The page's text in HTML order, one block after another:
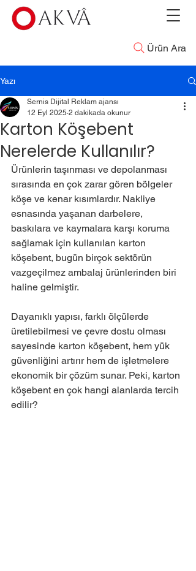
Ürün Ara
Yazı
Karton Köşebent
Nerelerde Kullanılır?
Sernis Dijital Reklam ajansı
12 Eyl 2025 2 dakikada okunur
Ürünlerin taşınması ve depolanması
sırasında en çok zarar gören bölgeler
köşe ve kenar kısımlardır. Nakliye
esnasında yaşanan darbelere,
baskılara ve kaymalara karşı koruma
sağlamak için kullanılan karton
köşebent, bugün birçok sektörün
vazgeçilmez ambalaj ürünlerinden biri
haline gelmiştir.
Dayanıklı yapısı, farklı ölçülerde
üretilebilmesi ve çevre dostu olması
sayesinde karton köşebent, hem yük
güvenliğini artırır hem de işletmelere
ekonomik bir çözüm sunar. Peki, karton
köşebent en çok hangi alanlarda tercih
edilir?